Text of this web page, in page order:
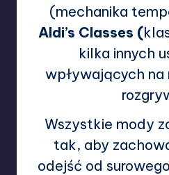
(mechanika
Aldi’s Classes (
kilka innych
wpływających na
Wszystkie mody
tak, aby
odejść od